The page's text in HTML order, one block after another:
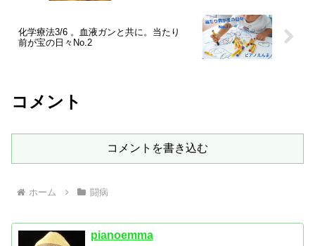
化学療法3/6 。血液ガンと共に。当たり
前が宝の日々No.2
コメント
コメントを書き込む
ホーム 闘病
pianoemma